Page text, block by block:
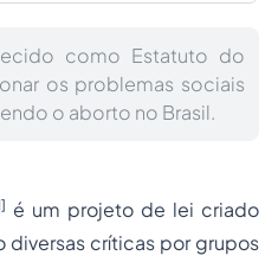
como Estatuto do
os problemas sociais
o aborto no Brasil.
é um projeto de lei criado
críticas por grupos